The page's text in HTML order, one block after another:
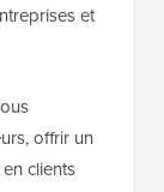
et
offrir un
clients